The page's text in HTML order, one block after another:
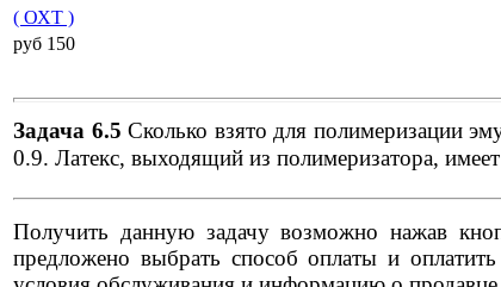
( ОХТ )
pуб 150
Задача 6.5 Сколько взято для полимеризации
0.9. Латекс, выходящий из полимеризатора,
Получить данную задачу возможно нажав
предложено выбрать способ оплаты и